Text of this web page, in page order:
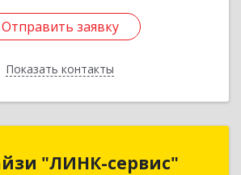
Отправить заявку
Показать контакты
Отправить заявку
Назад
"ЛИНК-сервис"
"ЛИНК-сервис"